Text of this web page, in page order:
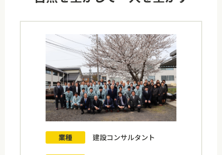
業種 建設コンサルタント